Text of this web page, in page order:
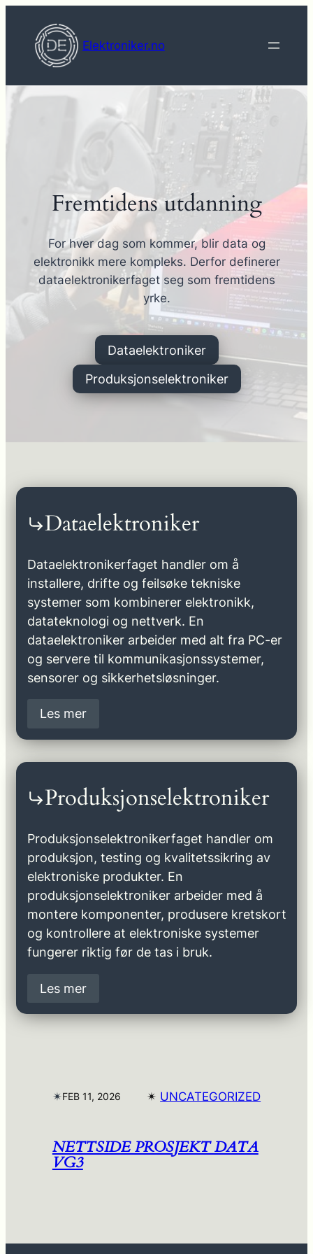
innhold
Elektroniker.no
Fremtidens utdanning
For hver dag som kommer, blir data og
elektronikk mere kompleks. Derfor definerer
dataelektronikerfaget seg som fremtidens
yrke.
Dataelektroniker
Produksjonselektroniker
Dataelektroniker
Dataelektronikerfaget handler om å
installere, drifte og feilsøke tekniske
systemer som kombinerer elektronikk,
datateknologi og nettverk. En
dataelektroniker arbeider med alt fra PC-er
og servere til kommunikasjonssystemer,
sensorer og sikkerhetsløsninger.
Les mer
Produksjonselektroniker
Produksjonselektronikerfaget handler om
produksjon, testing og kvalitetssikring av
elektroniske produkter. En
produksjonselektroniker arbeider med å
montere komponenter, produsere kretskort
og kontrollere at elektroniske systemer
fungerer riktig før de tas i bruk.
Les mer
✴︎FEB 11, 2026 ✴︎ UNCATEGORIZED
NETTSIDE PROSJEKT DATA
VG3